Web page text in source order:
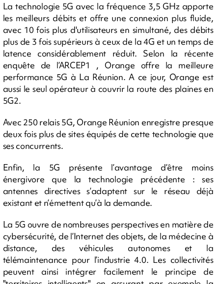
La technologie 5G avec la fréquence 3,5 GHz apporte
les meilleurs débits et offre une connexion plus fluide,
avec 10 fois plus d'utilisateurs en simultané, des débits
plus de 3 fois supérieurs à ceux de la 4G et un temps de
latence considérablement réduit. Selon la récente
enquête de l’ARCEP1 , Orange offre la meilleure
performance 5G à La Réunion. A ce jour, Orange est
aussi le seul opérateur à couvrir la route des plaines en
5G2.
Avec 250 relais 5G, Orange Réunion enregistre presque
deux fois plus de sites équipés de cette technologie que
ses concurrents.
Enfin, la 5G présente l’avantage d’être moins
énergivore que la technologie précédente : ses
antennes directives s’adaptent sur le réseau déjà
existant et n’émettent qu’à la demande.
La 5G ouvre de nombreuses perspectives en matière de
cybersécurité, de l’Internet des objets, de la médecine à
distance, des véhicules autonomes et la
télémaintenance pour l’industrie 4.0. Les collectivités
peuvent ainsi intégrer facilement le principe de